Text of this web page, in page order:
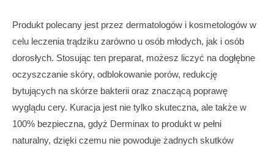
Produkt polecany jest przez dermatologów i kosmetologów w
celu leczenia trądziku zarówno u osób młodych, jak i osób
dorosłych. Stosując ten preparat, możesz liczyć na dogłębne
oczyszczanie skóry, odblokowanie porów, redukcję
bytujących na skórze bakterii oraz znaczącą poprawę
wyglądu cery. Kuracja jest nie tylko skuteczna, ale także w
100% bezpieczna, gdyż Derminax to produkt w pełni
naturalny, dzięki czemu nie powoduje żadnych skutków